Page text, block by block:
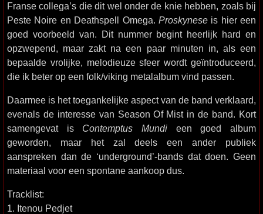
Franse collega’s die dit wel onder de knie hebben, zoals bij
Peste Noire en Deathspell Omega. Proskyneseis hier een
goed voorbeeld van. Dit nummer begint heerlijk hard en
opzwepend, maar zakt na een paar minuten in, als een
bepaalde vrolijke, melodieuze sfeer wordt geïntroduceerd,
die ik beter op een folk/viking metalalbum vind passen.
Daarmee is het toegankelijke aspect van de band verklaard,
evenals de interesse van Season Of Mist in de band. Kort
samengevat is Contemptus Mundi een goed album
geworden, maar het zal deels een ander publiek
aanspreken dan de ‘underground’-bands dat doen. Geen
materiaal voor een spontane aankoop dus.
Tracklist:
1. Itenou Pedjet